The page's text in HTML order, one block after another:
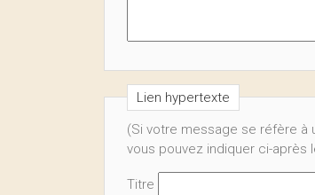
Lien hypertexte
(Si votre message se réfère à
vous pouvez indiquer ci-après
Titre